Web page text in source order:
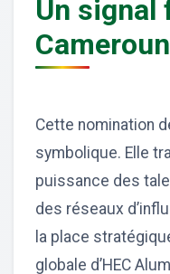
Un signal
Cette nomination
symbolique. Elle
puissance des
des réseaux
la place
globale d’HEC